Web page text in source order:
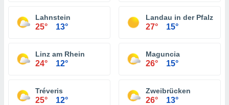
Lahnstein
25° 13°
Landau in der Pfalz
27° 15°
Linz am Rhein
24° 12°
Maguncia
26° 15°
Tréveris
25° 12°
Zweibrücken
26° 13°